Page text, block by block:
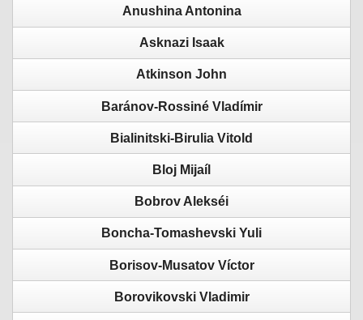
Anushina Antonina
Asknazi Isaak
Atkinson John
Baránov-Rossiné Vladímir
Bialinitski-Birulia Vitold
Bloj Mijaíl
Bobrov Alekséi
Boncha-Tomashevski Yuli
Borisov-Musatov Víctor
Borovikovski Vladimir